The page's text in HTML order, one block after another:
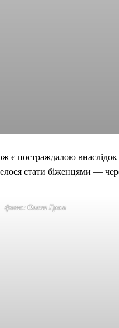
є постраждалою внаслідок
стати біженцями —
фото: Олена Гром